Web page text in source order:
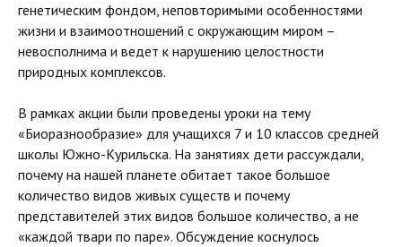
генетическим фондом, неповторимыми особенностями
жизни и взаимоотношений с окружающим миром –
невосполнима и ведет к нарушению целостности
природных комплексов.
В рамках акции были проведены уроки на тему
«Биоразнообразие» для учащихся 7 и 10 классов средней
школы Южно-Курильска. На занятиях дети рассуждали,
почему на нашей планете обитает такое большое
количество видов живых существ и почему
представителей этих видов большое количество, а не
«каждой твари по паре». Обсуждение коснулось